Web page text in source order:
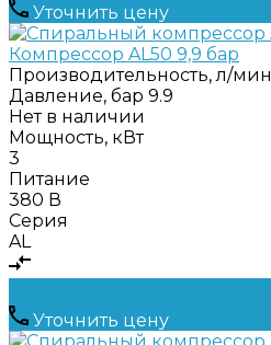
Уточнить цену
Компрессор AL50 9,9 бар
Производительность, л/мин
Давление, бар 9.9
Нет в наличии
Мощность, кВт
3
Питание
380 В
Серия
AL
Уточнить цену